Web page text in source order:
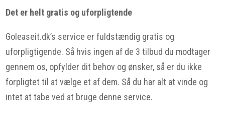
Det er helt gratis og uforpligtende
Goleaseit.dk’s service er fuldstændig gratis og
uforpligtigende. Så hvis ingen af de 3 tilbud du modtager
gennem os, opfylder dit behov og ønsker, så er du ikke
forpligtet til at vælge et af dem. Så du har alt at vinde og
intet at tabe ved at bruge denne service.